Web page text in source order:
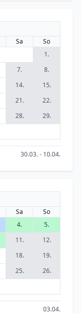
Sa
So
1.
7.
8.
14.
15.
21.
22.
28.
29.
30.03. - 10.04.
Sa
So
4.
5.
11.
12.
18.
19.
25.
26.
03.04.